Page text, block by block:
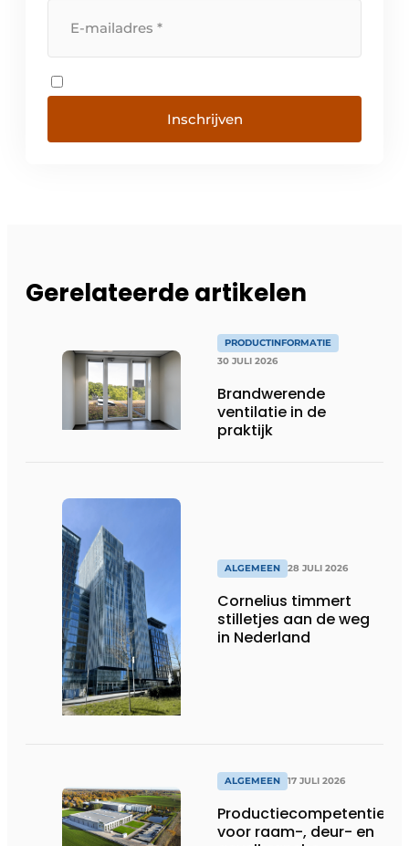
Inschrijven
Gerelateerde artikelen
PRODUCTINFORMATIE
30 JULI 2026
Brandwerende
ventilatie in de
praktijk
ALGEMEEN 28 JULI 2026
Cornelius timmert
stilletjes aan de weg
in Nederland
ALGEMEEN 17 JULI 2026
Productiecompetentie
voor raam-, deur- en